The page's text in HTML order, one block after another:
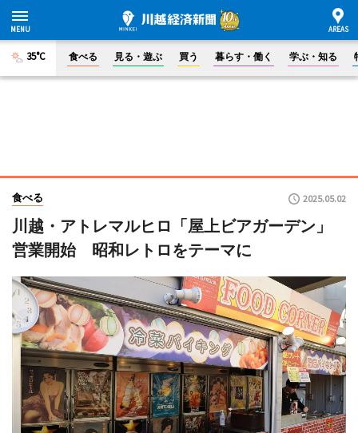
35°C 食べる 見る・遊ぶ 買う 暮らす・働く 学ぶ・知る
食べる 2025.05.02
川越・アトレマルヒロ「屋上ビアガーデン」
営業開始 昭和レトロをテーマに